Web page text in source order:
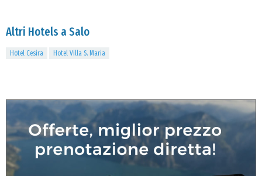
Altri Hotels a Salo
Hotel Cesira Hotel Villa S. Maria